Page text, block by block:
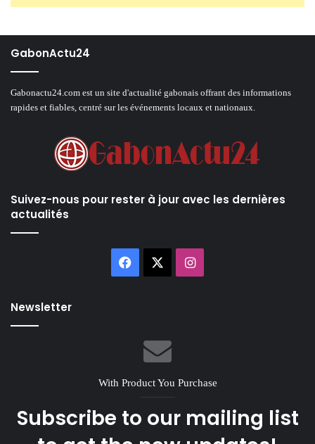
GabonActu24
Gabonactu24.com est un site d'actualité gabonais offrant des informations
rapides et fiables, centré sur les événements locaux et nationaux.
Suivez-nous pour rester à jour avec les dernières
actualités
Facebook Instagram
Newsletter
With Product You Purchase
Subscribe to our mailing list